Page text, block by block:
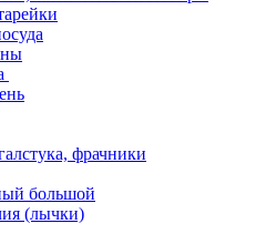
фрачники
большой
(лычки)